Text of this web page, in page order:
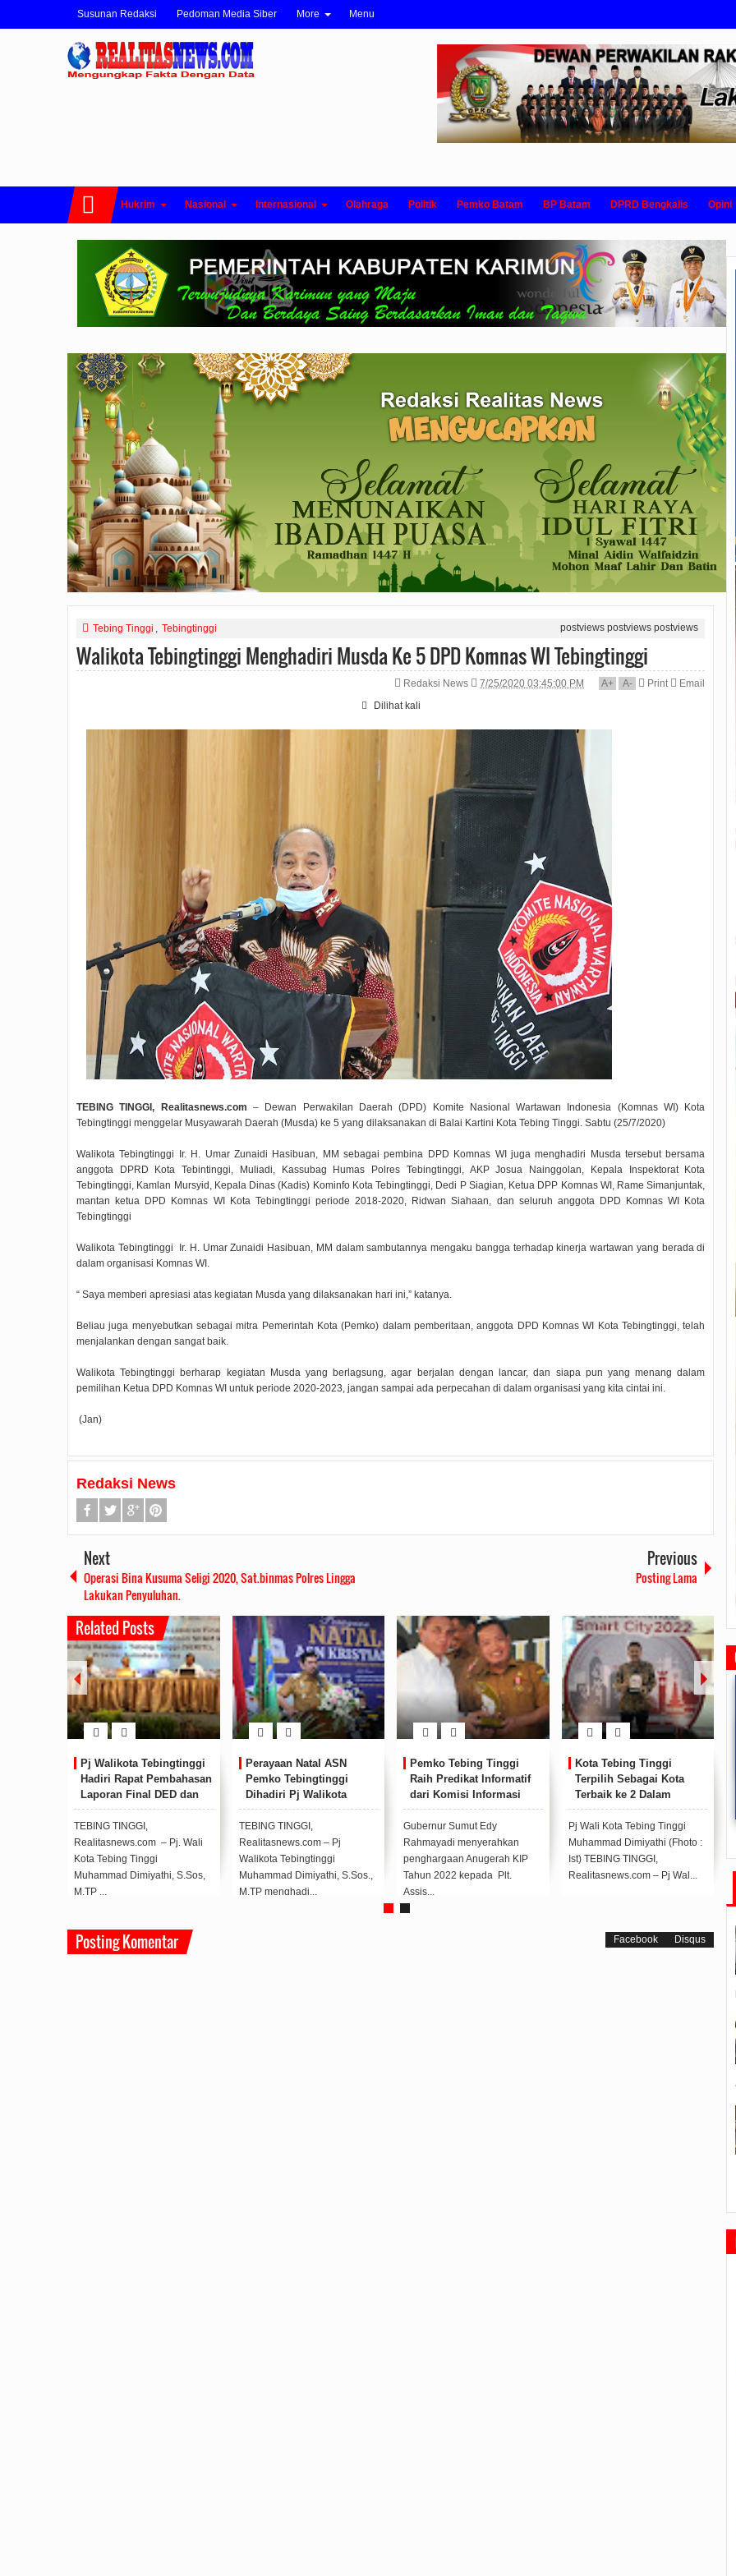
Susunan Redaksi Pedoman Media Siber More Menu
Hukrim Nasional Internasional Olahraga Politik Pemko Batam BP Batam DPRD Bengkalis Opini
Tebing Tinggi , Tebingtinggi postviewspostviewspostviews
Walikota Tebingtinggi Menghadiri Musda Ke 5 DPD Komnas WI Tebingtinggi
Redaksi News 7/25/2020 03:45:00 PM A+ A- Print
Email
Dilihat kali
TEBING TINGGI, Realitasnews.com – Dewan Perwakilan Daerah (DPD) Komite Nasional Wartawan Indonesia (Komnas WI) Kota
Tebingtinggi menggelar Musyawarah Daerah (Musda) ke 5 yang dilaksanakan di Balai Kartini Kota Tebing Tinggi. Sabtu (25/7/2020)
Walikota Tebingtinggi Ir. H. Umar Zunaidi Hasibuan, MM sebagai pembina DPD Komnas WI juga menghadiri Musda tersebut bersama
anggota DPRD Kota Tebintinggi, Muliadi, Kassubag Humas Polres Tebingtinggi, AKP Josua Nainggolan, Kepala Inspektorat Kota
Tebingtinggi, Kamlan Mursyid, Kepala Dinas (Kadis) Kominfo Kota Tebingtinggi, Dedi P Siagian, Ketua DPP Komnas WI, Rame Simanjuntak,
mantan ketua DPD Komnas WI Kota Tebingtinggi periode 2018-2020, Ridwan Siahaan, dan seluruh anggota DPD Komnas WI Kota
Tebingtinggi
Walikota Tebingtinggi Ir. H. Umar Zunaidi Hasibuan, MM dalam sambutannya mengaku bangga terhadap kinerja wartawan yang berada di
dalam organisasi Komnas WI.
“ Saya memberi apresiasi atas kegiatan Musda yang dilaksanakan hari ini,” katanya.
Beliau juga menyebutkan sebagai mitra Pemerintah Kota (Pemko) dalam pemberitaan, anggota DPD Komnas WI Kota Tebingtinggi, telah
menjalankan dengan sangat baik.
Walikota Tebingtinggi berharap kegiatan Musda yang berlagsung, agar berjalan dengan lancar, dan siapa pun yang menang dalam
pemilihan Ketua DPD Komnas WI untuk periode 2020-2023, jangan sampai ada perpecahan di dalam organisasi yang kita cintai ini.
(Jan)
Redaksi News
Next
Operasi Bina Kusuma Seligi 2020, Sat.binmas Polres Lingga
Lakukan Penyuluhan.
Previous
Posting Lama
Related Posts
Pj Walikota Tebingtinggi
Hadiri Rapat Pembahasan
Laporan Final DED dan
Penyusunan SPAM
SERITI
TEBING TINGGI,
Realitasnews.com – Pj. Wali
Kota Tebing Tinggi
Muhammad Dimiyathi, S.Sos,
M.TP ...
Perayaan Natal ASN
Pemko Tebingtinggi
Dihadiri Pj Walikota
Muhammad Dimiyathi
TEBING TINGGI,
Realitasnews.com – Pj
Walikota Tebingtinggi
Muhammad Dimiyathi, S.Sos.,
M.TP menghadi...
Pemko Tebing Tinggi
Raih Predikat Informatif
dari Komisi Informasi
Provinsi Sumut
Gubernur Sumut Edy
Rahmayadi menyerahkan
penghargaan Anugerah KIP
Tahun 2022 kepada Plt.
Assis...
Kota Tebing Tinggi
Terpilih Sebagai Kota
Terbaik ke 2 Dalam
Program I-SIM For Cities
Tahun 2022
Pj Wali Kota Tebing Tinggi
Muhammad Dimiyathi (Fhoto :
Ist) TEBING TINGGI,
Realitasnews.com – Pj Wal...
Posting Komentar Facebook Disqus
Rudi Sampaikan Rencana
Pembangunan Batam
2019/07/160 Comments
Rudi Tinjau Pemupukan Pohon dan
Kesiapan Pelebaran Jalan
0 Comments
Safari Ramadhan Walikota
Silahturahmi Dan Komunikasi
Dengan Masyarakat
2019/05/14